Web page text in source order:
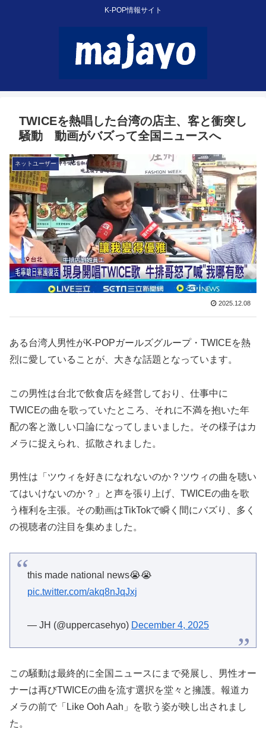
K-POP情報サイト
TWICEを熱唱した台湾の店主、客と衝突し
騒動 動画がバズって全国ニュースへ
ネットユーザー
2025.12.08
ある台湾人男性がK-POPガールズグループ・TWICEを熱
烈に愛していることが、大きな話題となっています。
この男性は台北で飲食店を経営しており、仕事中に
TWICEの曲を歌っていたところ、それに不満を抱いた年
配の客と激しい口論になってしまいました。その様子はカ
メラに捉えられ、拡散されました。
男性は「ツウィを好きになれないのか？ツウィの曲を聴い
てはいけないのか？」と声を張り上げ、TWICEの曲を歌
う権利を主張。その動画はTikTokで瞬く間にバズり、多く
の視聴者の注目を集めました。
this made national news😭😭
pic.twitter.com/akq8nJqJxj
— JH (@uppercasehyo) December 4, 2025
この騒動は最終的に全国ニュースにまで発展し、男性オー
ナーは再びTWICEの曲を流す選択を堂々と擁護。報道カ
メラの前で「Like Ooh Aah」を歌う姿が映し出されまし
た。